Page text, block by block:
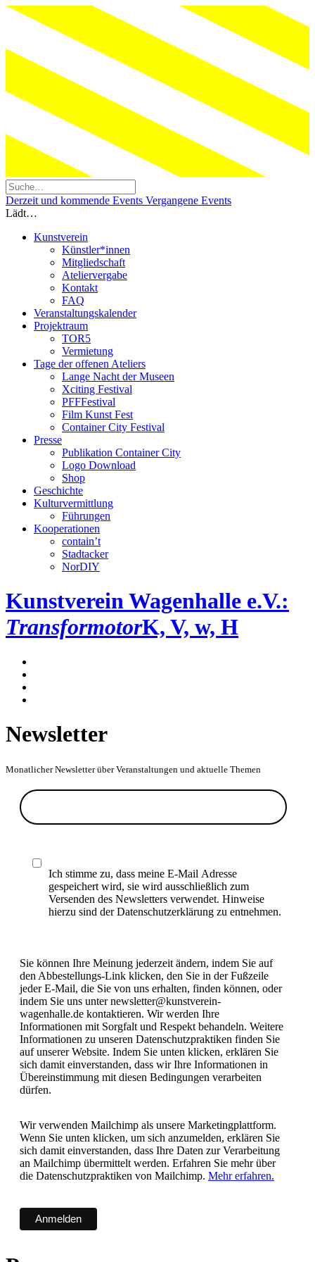
Derzeit und kommende Events Vergangene Events
Lädt…
Kunstverein
Künstler*innen
Mitgliedschaft
Ateliervergabe
Kontakt
FAQ
Veranstaltungskalender
Projektraum
TOR5
Vermietung
Tage der offenen Ateliers
Lange Nacht der Museen
Xciting Festival
PFFFestival
Film Kunst Fest
Container City Festival
Presse
Publikation Container City
Logo Download
Shop
Geschichte
Kulturvermittlung
Führungen
Kooperationen
contain’t
Stadtacker
NorDIY
Kunstverein Wagenhalle e.V.:
TransformotorK, V, w, H
Newsletter
Monatlicher Newsletter über Veranstaltungen und aktuelle Themen
Ich stimme zu, dass meine E-Mail Adresse
gespeichert wird, sie wird ausschließlich zum
Versenden des Newsletters verwendet. Hinweise
hierzu sind der Datenschutzerklärung zu entnehmen.
Sie können Ihre Meinung jederzeit ändern, indem Sie auf
den Abbestellungs-Link klicken, den Sie in der Fußzeile
jeder E-Mail, die Sie von uns erhalten, finden können, oder
indem Sie uns unter newsletter@kunstverein-
wagenhalle.de kontaktieren. Wir werden Ihre
Informationen mit Sorgfalt und Respekt behandeln. Weitere
Informationen zu unseren Datenschutzpraktiken finden Sie
auf unserer Website. Indem Sie unten klicken, erklären Sie
sich damit einverstanden, dass wir Ihre Informationen in
Übereinstimmung mit diesen Bedingungen verarbeiten
dürfen.
Wir verwenden Mailchimp als unsere Marketingplattform.
Wenn Sie unten klicken, um sich anzumelden, erklären Sie
sich damit einverstanden, dass Ihre Daten zur Verarbeitung
an Mailchimp übermittelt werden. Erfahren Sie mehr über
die Datenschutzpraktiken von Mailchimp. Mehr erfahren.